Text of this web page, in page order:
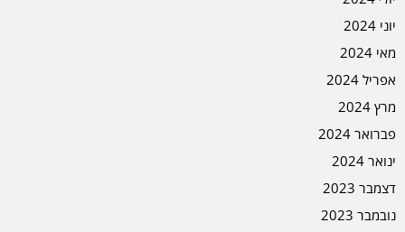
יוני 2024
מאי 2024
אפריל 2024
מרץ 2024
פברואר 2024
ינואר 2024
דצמבר 2023
נובמבר 2023